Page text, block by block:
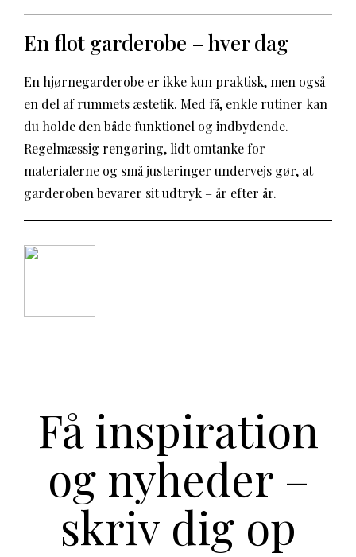
En flot garderobe – hver dag
En hjørnegarderobe er ikke kun praktisk, men også
en del af rummets æstetik. Med få, enkle rutiner kan
du holde den både funktionel og indbydende.
Regelmæssig rengøring, lidt omtanke for
materialerne og små justeringer undervejs gør, at
garderoben bevarer sit udtryk – år efter år.
Få inspiration
og nyheder –
skriv dig op